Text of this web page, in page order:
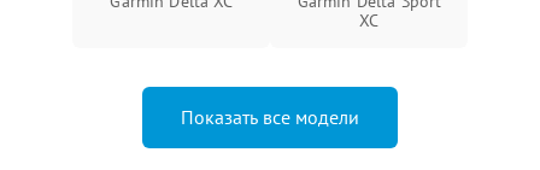
XC
Показать все модели